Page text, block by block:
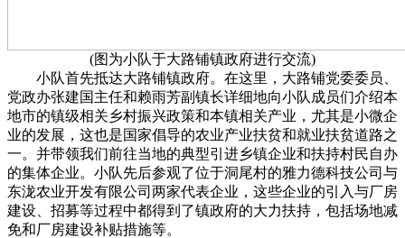
(图为小队于大路铺镇政府进行交流)
小队首先抵达大路铺镇政府。在这里，大路铺党委委员、
党政办张建国主任和赖雨芳副镇长详细地向小队成员们介绍本
地市的镇级相关乡村振兴政策和本镇相关产业，尤其是小微企
业的发展，这也是国家倡导的农业产业扶贫和就业扶贫道路之
一。并带领我们前往当地的典型引进乡镇企业和扶持村民自办
的集体企业。小队先后参观了位于洞尾村的雅力德科技公司与
东泷农业开发有限公司两家代表企业，这些企业的引入与厂房
建设、招募等过程中都得到了镇政府的大力扶持，包括场地减
免和厂房建设补贴措施等。